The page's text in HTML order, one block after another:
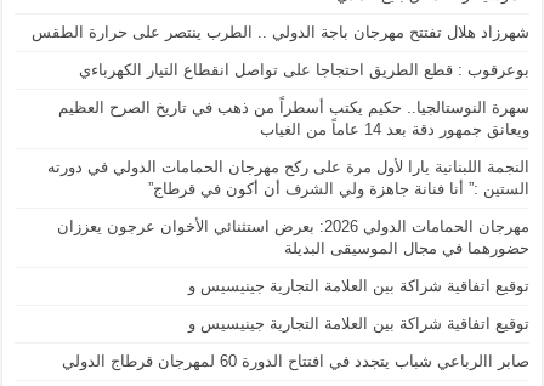
شهرزاد هلال تفتتح مهرجان باجة الدولي .. الطرب ينتصر على حرارة الطقس
بوعرقوب : قطع الطريق احتجاجا على تواصل انقطاع التيار الكهرباءي
سهرة النوستالجيا.. حكيم يكتب أسطراً من ذهب في تاريخ الصرح العظيم
ويعانق جمهور دقة بعد 14 عاماً من الغياب
النجمة اللبنانية يارا لأول مرة على ركح مهرجان الحمامات الدولي في دورته
الستين :” أنا فنانة جاهزة ولي الشرف أن أكون في قرطاج”
مهرجان الحمامات الدولي 2026: بعرض استثنائي الأخوان عرجون يعززان
حضورهما في مجال الموسيقى البديلة
توقيع اتفاقية شراكة بين العلامة التجارية جينيسيس و
توقيع اتفاقية شراكة بين العلامة التجارية جينيسيس و
صابر االرباعي شباب يتجدد في افتتاح الدورة 60 لمهرجان قرطاج الدولي